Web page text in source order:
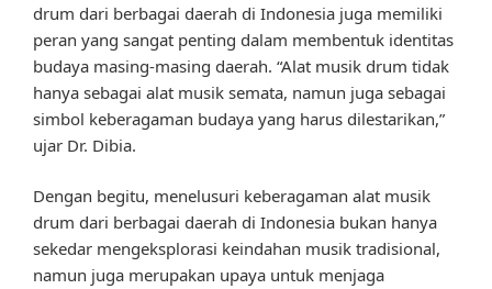
drum dari berbagai daerah di Indonesia juga memiliki
peran yang sangat penting dalam membentuk identitas
budaya masing-masing daerah. “Alat musik drum tidak
hanya sebagai alat musik semata, namun juga sebagai
simbol keberagaman budaya yang harus dilestarikan,”
ujar Dr. Dibia.
Dengan begitu, menelusuri keberagaman alat musik
drum dari berbagai daerah di Indonesia bukan hanya
sekedar mengeksplorasi keindahan musik tradisional,
namun juga merupakan upaya untuk menjaga